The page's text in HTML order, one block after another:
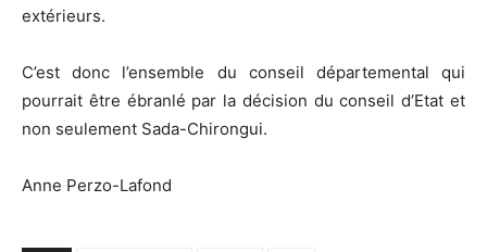
extérieurs.
C’est donc l’ensemble du conseil départemental qui
pourrait être ébranlé par la décision du conseil d’Etat et
non seulement Sada-Chirongui.
Anne Perzo-Lafond